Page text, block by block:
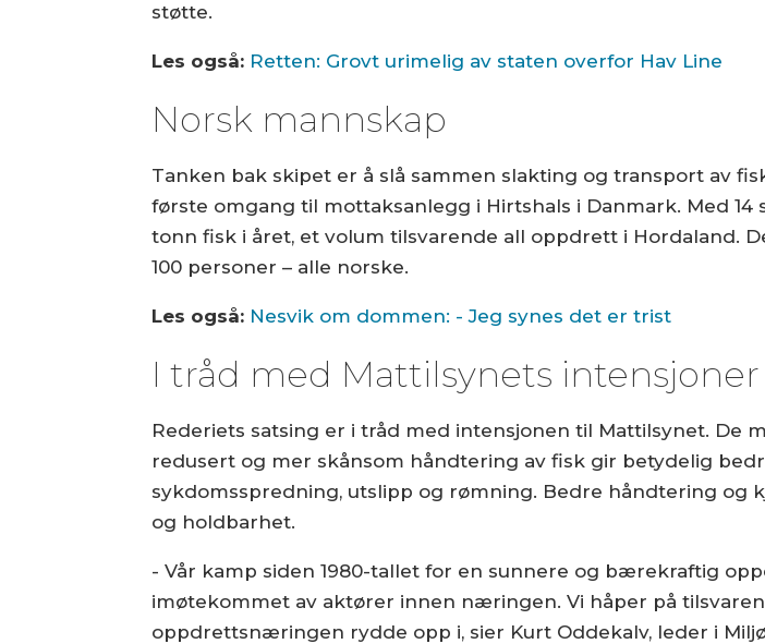
støtte.
Les også: Retten: Grovt urimelig av staten overfor Hav Line
Norsk mannskap
Tanken bak skipet er å slå sammen slakting og transport av
første omgang til mottaksanlegg i Hirtshals i Danmark. Med
tonn fisk i året, et volum tilsvarende all oppdrett i Hordaland.
100 personer – alle norske.
Les også: Nesvik om dommen: - Jeg synes det er trist​
I tråd med Mattilsynets intensjoner
Rederiets satsing er i tråd med intensjonen til Mattilsynet. De
redusert og mer skånsom håndtering av fisk gir betydelig
sykdomsspredning, utslipp og rømning. Bedre håndtering og
og holdbarhet.
- Vår kamp siden 1980-tallet for en sunnere og bærekraftig
imøtekommet av aktører innen næringen. Vi håper på
oppdrettsnæringen rydde opp i, sier Kurt Oddekalv, leder i